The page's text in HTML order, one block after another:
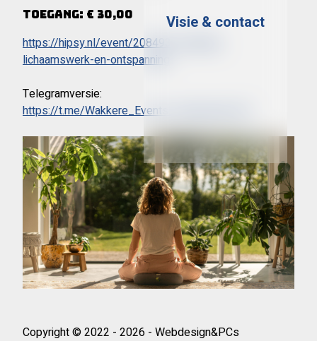
Visie & contact
Toegang: € 30,00
https://hipsy.nl/event/208493-meditatie-
lichaamswerk-en-ontspanning
Telegramversie:
https://t.me/Wakkere_Events_Gelderland/473
Copyright © 2022 - 2026 - Webdesign&PCs